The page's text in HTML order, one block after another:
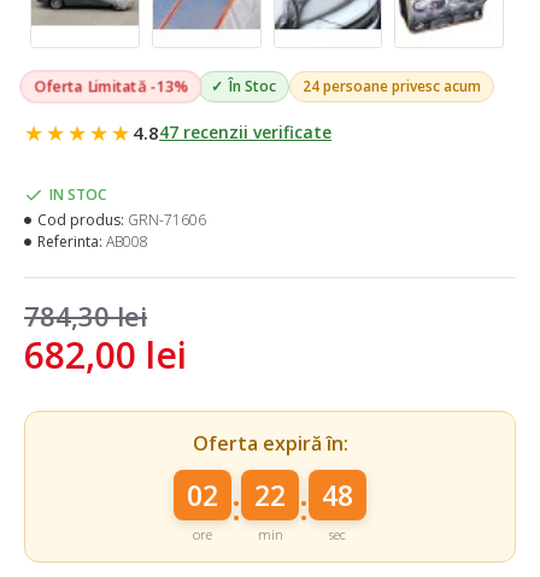
Oferta Limitată -13% În Stoc 24 persoane privesc acum
★★★★★ 4.847 recenzii verificate
682,00 lei
784,30 lei
IN STOC
Cod produs: GRN-71606
Referinta: AB008
Oferta expiră în:
02
ore
: 22
min
: 48
sec